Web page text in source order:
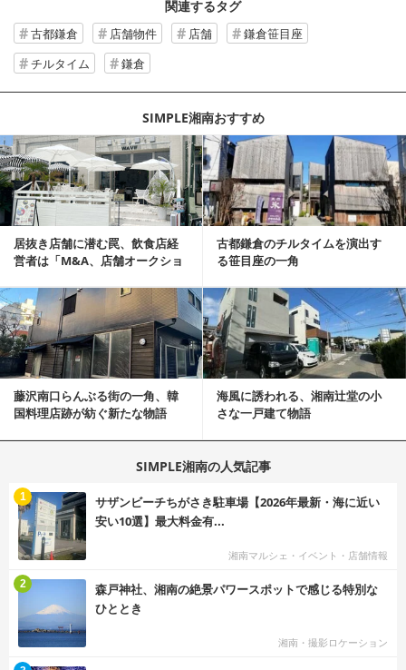
関連するタグ
古都鎌倉 店舗物件 店舗
鎌倉笹目座
チルタイム
鎌倉
SIMPLE湘南おすすめ
居抜き店舗に潜む罠、飲食店経
営者は「M&A、店舗オークショ
古都鎌倉のチルタイムを演出す
る笹目座の一角
記事を読む
藤沢南口らんぶる街の一角、韓
国料理店跡が紡ぐ新たな物語
海風に誘われる、湘南辻堂の小
さな一戸建て物語
記事を読む
SIMPLE湘南の人気記事
サザンビーチちがさき駐車場【2026年最新・海に近い
安い10選】最大料金有...
湘南マルシェ・イベント・店舗情報
1
森戸神社、湘南の絶景パワースポットで感じる特別な
ひととき
湘南・撮影ロケーション
2